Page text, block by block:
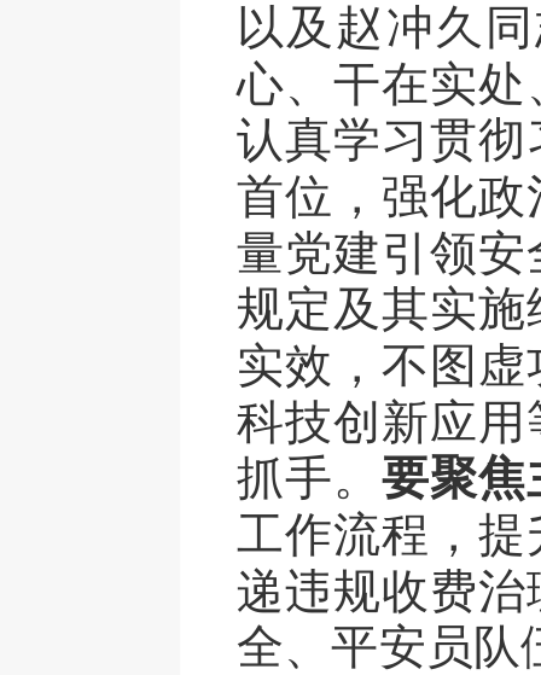
以及赵冲久
心、干在实
认真学习贯
首位，强化
量党建引领
规定及其实
实效，不图
科技创新应用
抓手。要聚焦
工作流程，
递违规收费治
全、平安员队